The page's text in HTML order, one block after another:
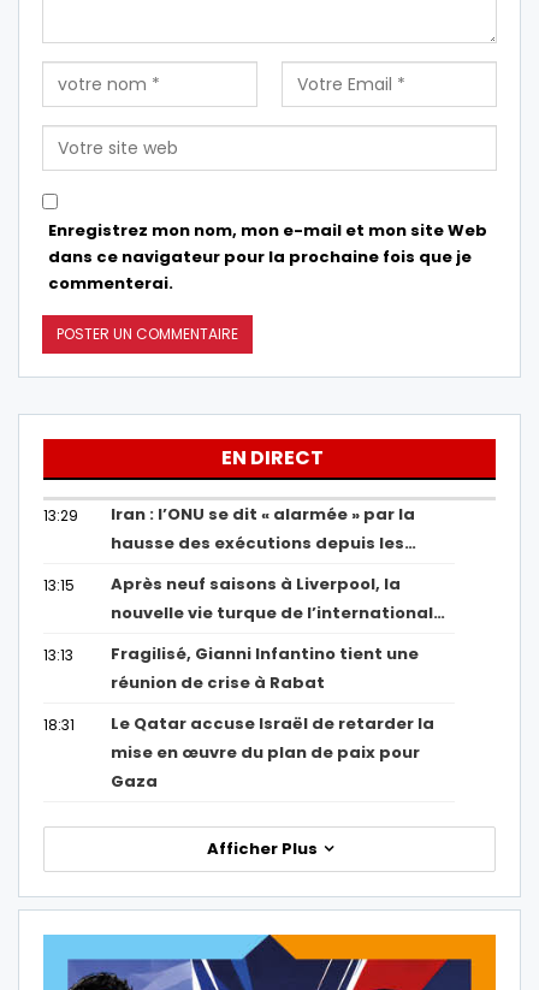
Enregistrez mon nom, mon e-mail et mon site Web
dans ce navigateur pour la prochaine fois que je
commenterai.
EN DIRECT
13:29
Iran : l’ONU se dit « alarmée » par la
hausse des exécutions depuis les…
13:15
Après neuf saisons à Liverpool, la
nouvelle vie turque de l’international…
13:13
Fragilisé, Gianni Infantino tient une
réunion de crise à Rabat
18:31
Le Qatar accuse Israël de retarder la
mise en œuvre du plan de paix pour
Gaza
Afficher Plus